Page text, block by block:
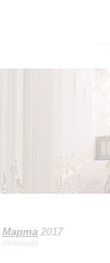
Марта 2017
пятница